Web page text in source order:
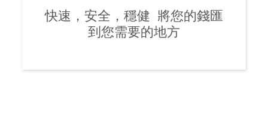
快速，安全，穩健 將您的錢匯
到您需要的地方